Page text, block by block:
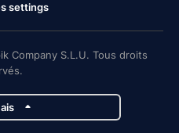
settings
Company S.L.U. Tous droits